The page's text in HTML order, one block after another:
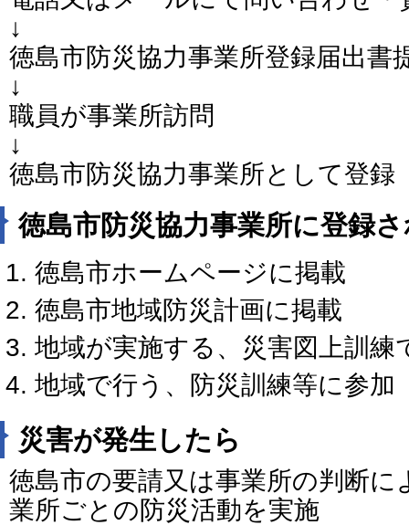
↓
徳島市防災協力事業所登録届出書
↓
職員が事業所訪問
↓
徳島市防災協力事業所として登録
徳島市防災協力事業所に登録
徳島市ホームページに掲載
徳島市地域防災計画に掲載
地域が実施する、災害図上訓練
地域で行う、防災訓練等に参加
災害が発生したら
徳島市の要請又は事業所の判断
業所ごとの防災活動を実施